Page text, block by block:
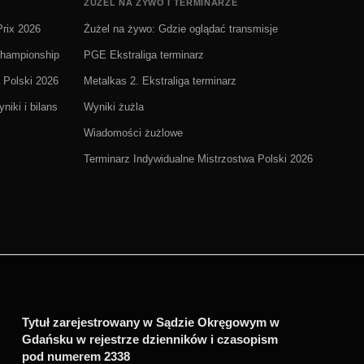
2026
Polski 2026
i bilans
ŻUŻEL NA ŻYWO I TERMINARZE
Żużel na żywo: Gdzie oglądać transmisje
PGE Ekstraliga terminarz
Metalkas 2. Ekstraliga terminarz
Wyniki żużla
Wiadomości żużlowe
Terminarz Indywidualne Mistrzostwa Polski 2026
Tytuł zarejestrowany w Sądzie Okręgowym w
Gdańsku w rejestrze dzienników i czasopism
pod numerem 2338